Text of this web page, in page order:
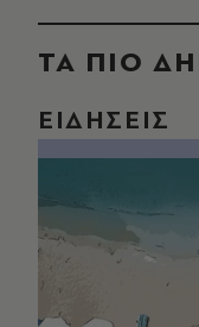
ΤΑ ΠΙΟ
ΕΙΔΗΣΕΙΣ